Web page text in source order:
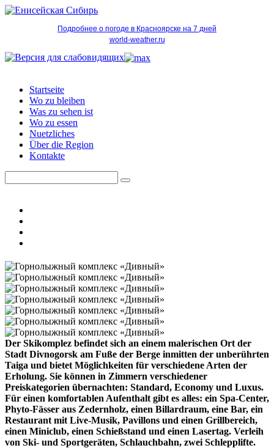
Подробнее о погоде в Красноярске на 7 дней
world-weather.ru
Startseite
Wo zu bleiben
Was zu sehen ist
Wo zu essen
Nuetzliches
Über die Region
Kontakte
Der Skikomplez befindet sich an einem malerischen Ort der
Stadt Divnogorsk am Fuße der Berge inmitten der unberührten
Taiga und bietet Möglichkeiten für verschiedene Arten der
Erholung. Sie können in Zimmern verschiedener
Preiskategorien übernachten: Standard, Economy und Luxus.
Für einen komfortablen Aufenthalt gibt es alles: ein Spa-Center,
Phyto-Fässer aus Zedernholz, einen Billardraum, eine Bar, ein
Restaurant mit Live-Musik, Pavillons und einen Grillbereich,
einen Miniclub, einen Schießstand und einen Lasertag. Verleih
von Ski- und Sportgeräten, Schlauchbahn, zwei Schlepplifte.